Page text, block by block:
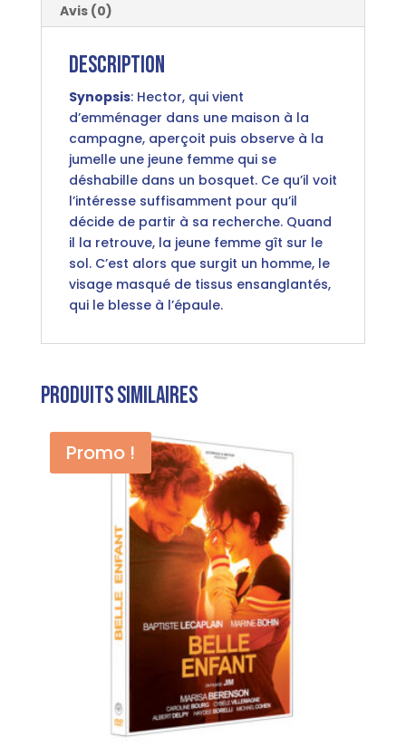
Avis (0)
Description
Synopsis: Hector, qui vient
d’emménager dans une maison à la
campagne, aperçoit puis observe à la
jumelle une jeune femme qui se
déshabille dans un bosquet. Ce qu’il voit
l’intéresse suffisamment pour qu’il
décide de partir à sa recherche. Quand
il la retrouve, la jeune femme gît sur le
sol. C’est alors que surgit un homme, le
visage masqué de tissus ensanglantés,
qui le blesse à l’épaule.
Produits similaires
Promo !